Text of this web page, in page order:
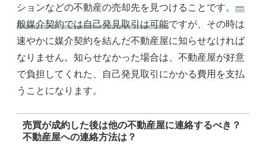
ションなどの不動産の売却先を見つけることです。 一
般媒介契約では自己発見取引は可能ですが、その時は
速やかに媒介契約を結んだ不動産屋に知らせなければ
なりません。知らせなかった場合は、不動産屋が好意
で負担してくれた、自己発見取引にかかる費用を支払
うことになります。
売買が成約した後は他の不動産屋に連絡するべき？
不動産屋への連絡方法は？